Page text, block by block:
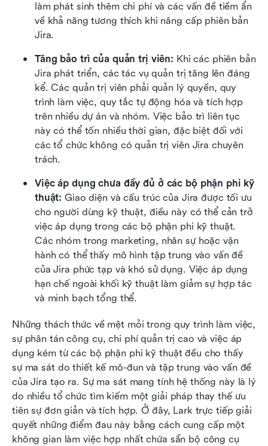
làm phát sinh thêm chi phí và các vấn đề tiềm ẩn
về khả năng tương thích khi nâng cấp phiên bản
Jira.
Tăng bảo trì của quản trị viên: Khi các phiên bản
Jira phát triển, các tác vụ quản trị tăng lên đáng
kể. Các quản trị viên phải quản lý quyền, quy
trình làm việc, quy tắc tự động hóa và tích hợp
trên nhiều dự án và nhóm. Việc bảo trì liên tục
này có thể tốn nhiều thời gian, đặc biệt đối với
các tổ chức không có quản trị viên Jira chuyên
trách.
Việc áp dụng chưa đầy đủ ở các bộ phận phi kỹ
thuật: Giao diện và cấu trúc của Jira được tối ưu
cho người dùng kỹ thuật, điều này có thể cản trở
việc áp dụng trong các bộ phận phi kỹ thuật.
Các nhóm trong marketing, nhân sự hoặc vận
hành có thể thấy mô hình tập trung vào vấn đề
của Jira phức tạp và khó sử dụng. Việc áp dụng
hạn chế ngoài khối kỹ thuật làm giảm sự hợp tác
và minh bạch tổng thể.
Những thách thức về mệt mỏi trong quy trình làm việc,
sự phân tán công cụ, chi phí quản trị cao và việc áp
dụng kém từ các bộ phận phi kỹ thuật đều cho thấy
sự ma sát do thiết kế mô-đun và tập trung vào vấn đề
của Jira tạo ra. Sự ma sát mang tính hệ thống này là lý
do nhiều tổ chức tìm kiếm một giải pháp thay thế ưu
tiên sự đơn giản và tích hợp. Ở đây, Lark trực tiếp giải
quyết những điểm đau này bằng cách cung cấp một
không gian làm việc hợp nhất chứa sẵn bộ công cụ